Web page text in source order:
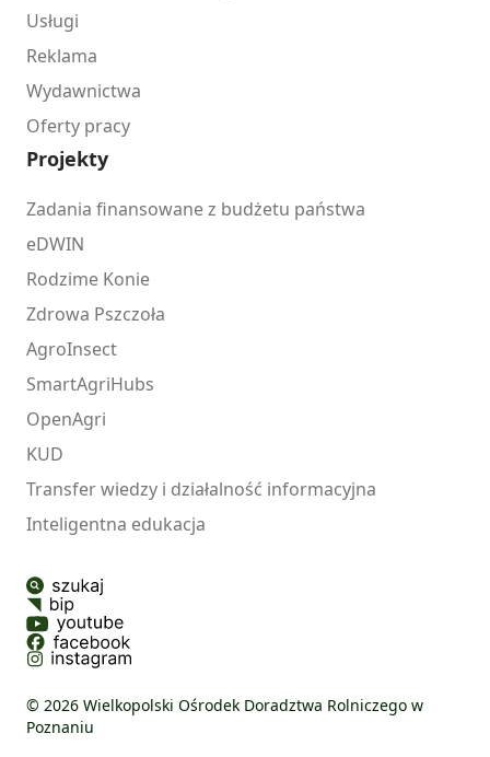
Usługi
Reklama
Wydawnictwa
Oferty pracy
Projekty
Zadania finansowane z budżetu państwa
eDWIN
Rodzime Konie
Zdrowa Pszczoła
AgroInsect
SmartAgriHubs
OpenAgri
KUD
Transfer wiedzy i działalność informacyjna
Inteligentna edukacja
© 2026 Wielkopolski Ośrodek Doradztwa Rolniczego w
Poznaniu